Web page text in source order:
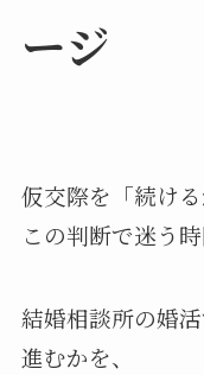
ージ
仮交際を「続け
この判断で迷う
結婚相談所の婚
進むかを、